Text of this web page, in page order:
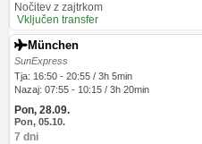
Nočitev z zajtrkom
Vključen transfer
München
SunExpress
Tja: 16:50 - 20:55 / 3h 5min
Nazaj: 07:55 - 10:15 / 3h 20min
Pon, 28.09.
Pon, 05.10.
7 dni